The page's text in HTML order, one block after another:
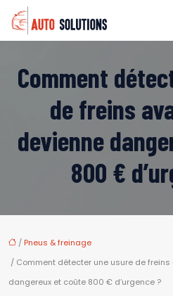
Comment
de freins
devienne
800 €
/ Pneus & freinage
/ Comment détecter une usure de
dangereux et coûte 800 € d’urgence ?